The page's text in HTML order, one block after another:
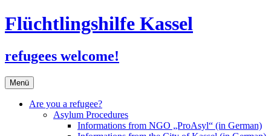
Flüchtlingshilfe Kassel
refugees welcome!
Menü Zum
Inhalt
springen
Are you a refugee?
Asylum Procedures
Informations from NGO „ProAsyl“ (in German)